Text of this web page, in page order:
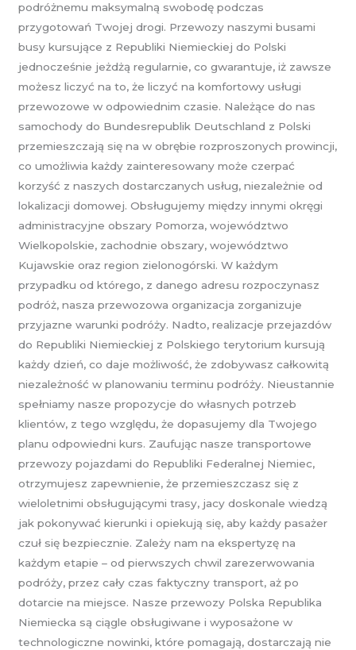
podróżnemu maksymalną swobodę podczas
przygotowań Twojej drogi. Przewozy naszymi busami
busy kursujące z Republiki Niemieckiej do Polski
jednocześnie jeżdżą regularnie, co gwarantuje, iż zawsze
możesz liczyć na to, że liczyć na komfortowy usługi
przewozowe w odpowiednim czasie. Należące do nas
samochody do Bundesrepublik Deutschland z Polski
przemieszczają się na w obrębie rozproszonych prowincji,
co umożliwia każdy zainteresowany może czerpać
korzyść z naszych dostarczanych usług, niezależnie od
lokalizacji domowej. Obsługujemy między innymi okręgi
administracyjne obszary Pomorza, województwo
Wielkopolskie, zachodnie obszary, województwo
Kujawskie oraz region zielonogórski. W każdym
przypadku od którego, z danego adresu rozpoczynasz
podróż, nasza przewozowa organizacja zorganizuje
przyjazne warunki podróży. Nadto, realizacje przejazdów
do Republiki Niemieckiej z Polskiego terytorium kursują
każdy dzień, co daje możliwość, że zdobywasz całkowitą
niezależność w planowaniu terminu podróży. Nieustannie
spełniamy nasze propozycje do własnych potrzeb
klientów, z tego względu, że dopasujemy dla Twojego
planu odpowiedni kurs. Zaufując nasze transportowe
przewozy pojazdami do Republiki Federalnej Niemiec,
otrzymujesz zapewnienie, że przemieszczasz się z
wieloletnimi obsługującymi trasy, jacy doskonale wiedzą
jak pokonywać kierunki i opiekują się, aby każdy pasażer
czuł się bezpiecznie. Zależy nam na ekspertyzę na
każdym etapie – od pierwszych chwil zarezerwowania
podróży, przez cały czas faktyczny transport, aż po
dotarcie na miejsce. Nasze przewozy Polska Republika
Niemiecka są ciągle obsługiwane i wyposażone w
technologiczne nowinki, które pomagają, dostarczają nie